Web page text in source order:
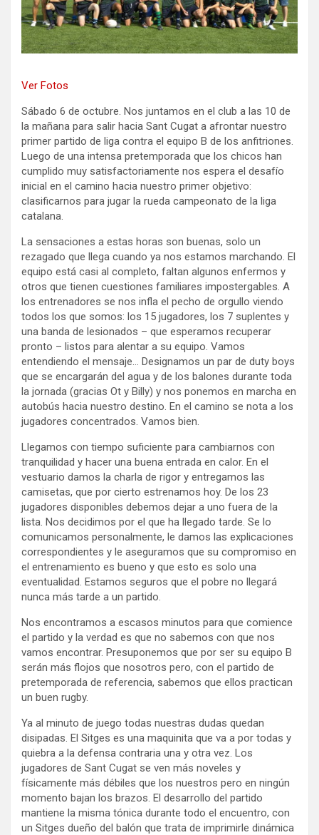
Ver Fotos
Sábado 6 de octubre. Nos juntamos en el club a las 10 de
la mañana para salir hacia Sant Cugat a afrontar nuestro
primer partido de liga contra el equipo B de los anfitriones.
Luego de una intensa pretemporada que los chicos han
cumplido muy satisfactoriamente nos espera el desafío
inicial en el camino hacia nuestro primer objetivo:
clasificarnos para jugar la rueda campeonato de la liga
catalana.
La sensaciones a estas horas son buenas, solo un
rezagado que llega cuando ya nos estamos marchando. El
equipo está casi al completo, faltan algunos enfermos y
otros que tienen cuestiones familiares impostergables. A
los entrenadores se nos infla el pecho de orgullo viendo
todos los que somos: los 15 jugadores, los 7 suplentes y
una banda de lesionados – que esperamos recuperar
pronto – listos para alentar a su equipo. Vamos
entendiendo el mensaje… Designamos un par de duty boys
que se encargarán del agua y de los balones durante toda
la jornada (gracias Ot y Billy) y nos ponemos en marcha en
autobús hacia nuestro destino. En el camino se nota a los
jugadores concentrados. Vamos bien.
Llegamos con tiempo suficiente para cambiarnos con
tranquilidad y hacer una buena entrada en calor. En el
vestuario damos la charla de rigor y entregamos las
camisetas, que por cierto estrenamos hoy. De los 23
jugadores disponibles debemos dejar a uno fuera de la
lista. Nos decidimos por el que ha llegado tarde. Se lo
comunicamos personalmente, le damos las explicaciones
correspondientes y le aseguramos que su compromiso en
el entrenamiento es bueno y que esto es solo una
eventualidad. Estamos seguros que el pobre no llegará
nunca más tarde a un partido.
Nos encontramos a escasos minutos para que comience
el partido y la verdad es que no sabemos con que nos
vamos encontrar. Presuponemos que por ser su equipo B
serán más flojos que nosotros pero, con el partido de
pretemporada de referencia, sabemos que ellos practican
un buen rugby.
Ya al minuto de juego todas nuestras dudas quedan
disipadas. El Sitges es una maquinita que va a por todas y
quiebra a la defensa contraria una y otra vez. Los
jugadores de Sant Cugat se ven más noveles y
físicamente más débiles que los nuestros pero en ningún
momento bajan los brazos. El desarrollo del partido
mantiene la misma tónica durante todo el encuentro, con
un Sitges dueño del balón que trata de imprimirle dinámica